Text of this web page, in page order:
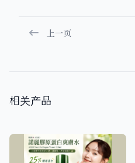
上一页
相关产品